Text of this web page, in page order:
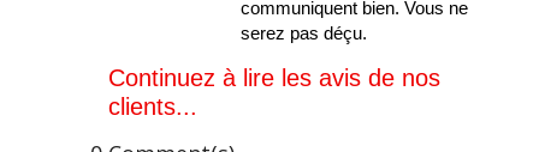
communiquent bien. Vous ne
serez pas déçu.
Continuez à lire les avis de nos
clients...